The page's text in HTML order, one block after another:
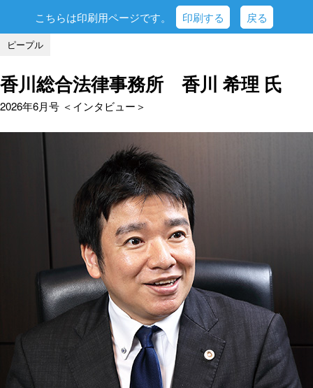
こちらは印刷用ページです。 印刷する 戻る
ピープル
香川総合法律事務所 香川 希理 氏
2026年6月号 ＜インタビュー＞